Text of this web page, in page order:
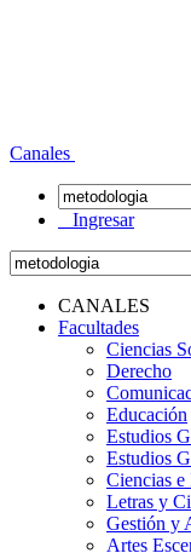
Canales
Ingresar
CANALES
Facultades
Ciencias
Derecho
Educación
Estudios
Estudios
Ciencias e
Letras y
Gestión y
Artes